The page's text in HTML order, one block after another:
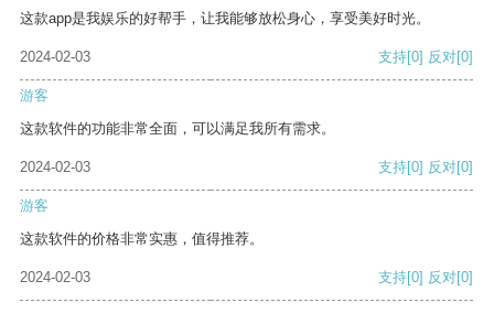
这款app是我娱乐的好帮手，让我能够放松身心，享受美好时光。
2024-02-03 支持[0] 反对[0]
游客
这款软件的功能非常全面，可以满足我所有需求。
2024-02-03 支持[0] 反对[0]
游客
这款软件的价格非常实惠，值得推荐。
2024-02-03 支持[0] 反对[0]